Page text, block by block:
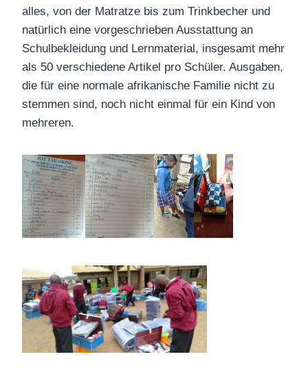
alles, von der Matratze bis zum Trinkbecher und
natürlich eine vorgeschrieben Ausstattung an
Schulbekleidung und Lernmaterial, insgesamt mehr
als 50 verschiedene Artikel pro Schüler. Ausgaben,
die für eine normale afrikanische Familie nicht zu
stemmen sind, noch nicht einmal für ein Kind von
mehreren.